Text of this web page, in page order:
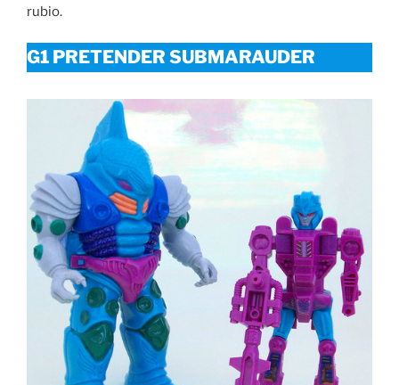
rubio.
G1 PRETENDER SUBMARAUDER